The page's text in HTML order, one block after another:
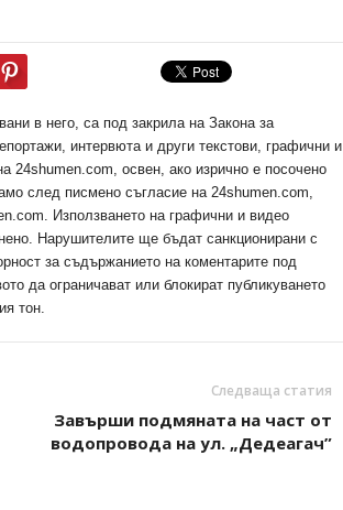
в него, са под закрила на Закона за
интервюта и други текстови, графични и
24shumen.com, освен, ако изрично е посочено
след писмено съгласие на 24shumen.com,
Използването на графични и видео
Нарушителите ще бъдат санкционирани с
за съдържанието на коментарите под
да ограничават или блокират публикуването
тон.
Следваща статия
Завърши подмяната на част от
водопровода на ул. „Дедеагач”